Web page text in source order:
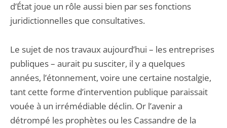
d’État joue un rôle aussi bien par ses fonctions
juridictionnelles que consultatives.
Le sujet de nos travaux aujourd’hui – les entreprises
publiques – aurait pu susciter, il y a quelques
années, l’étonnement, voire une certaine nostalgie,
tant cette forme d’intervention publique paraissait
vouée à un irrémédiable déclin. Or l’avenir a
détrompé les prophètes ou les Cassandre de la